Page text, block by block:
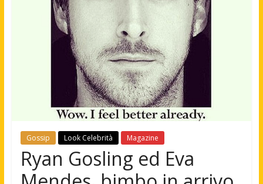
Gossip Look Celebrità Magazine
Ryan Gosling ed Eva